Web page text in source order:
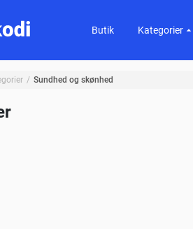
Butik Kategorier
Sundhed og skønhed